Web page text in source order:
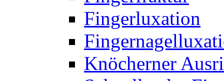
Fingerluxation
Knöcherner